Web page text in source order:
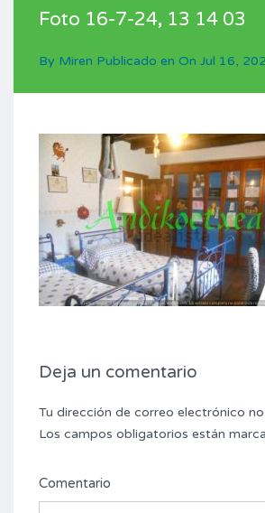
Foto 16-7-24, 13 14 03
By Miren Publicado en On Jul 16,
Deja un comentario
Tu dirección de correo electrónico
Los campos obligatorios están
Comentario